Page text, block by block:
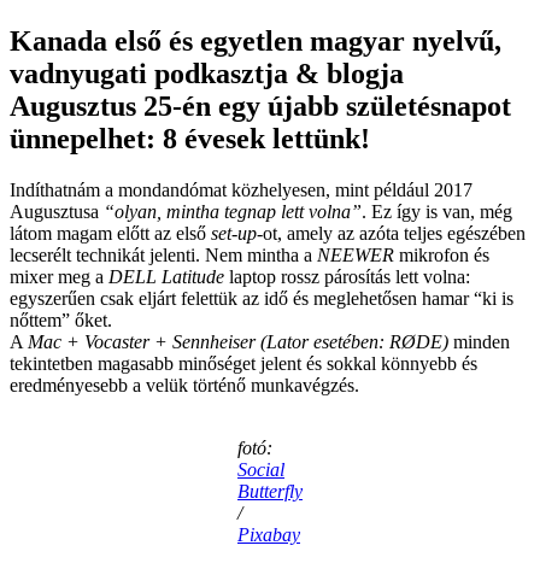
Kanada első és egyetlen magyar nyelvű,
vadnyugati podkasztja & blogja
Augusztus 25-én egy újabb születésnapot
ünnepelhet: 8 évesek lettünk!
Indíthatnám a mondandómat közhelyesen, mint például 2017
Augusztusa “olyan, mintha tegnap lett volna”. Ez így is van, még
látom magam előtt az első set-up-ot, amely az azóta teljes egészében
lecserélt technikát jelenti. Nem mintha a NEEWER mikrofon és
mixer meg a DELL Latitude laptop rossz párosítás lett volna:
egyszerűen csak eljárt felettük az idő és meglehetősen hamar “ki is
nőttem” őket.
A Mac + Vocaster + Sennheiser (Lator esetében: RØDE) minden
tekintetben magasabb minőséget jelent és sokkal könnyebb és
eredményesebb a velük történő munkavégzés.
fotó:
Social
Butterfly
/
Pixabay